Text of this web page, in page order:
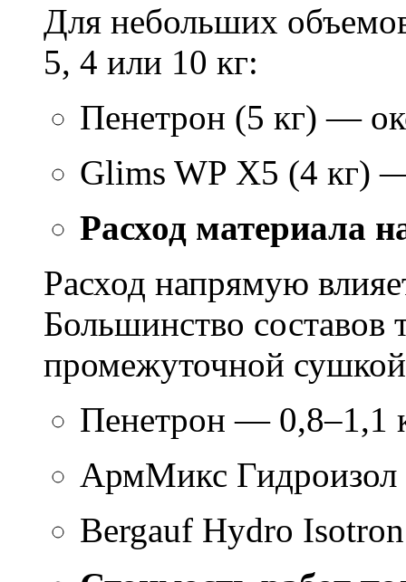
Для небольших
5, 4 или 10 кг:
Пенетрон (5 кг) —
Glims WP X5 (4 кг)
Расход материала
Расход напрямую
Большинство составов
промежуточной
Пенетрон — 0,8–1,1
АрмМикс
Bergauf Hydro